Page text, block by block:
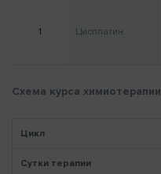
1 Цисплатин
Схема курса химиотерапии
Цикл
Сутки терапии